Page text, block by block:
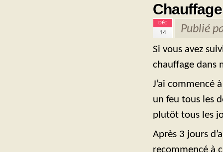
DÉC
14 Publié
Si vous avez
chauffage dans
J’ai commencé
un feu tous les
plutôt tous les
Après 3 jours
recommencé à